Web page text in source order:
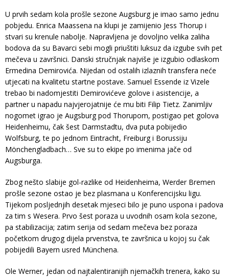
U prvih sedam kola prošle sezone Augsburg je imao samo jednu
pobjedu. Enrica Maassena na klupi je zamijenio Jess Thorup i
stvari su krenule nabolje. Napravljena je dovoljno velika zaliha
bodova da su Bavarci sebi mogli priuštiti luksuz da izgube svih pet
mečeva u završnici. Danski stručnjak najviše je izgubio odlaskom
Ermedina Demirovića. Nijedan od ostalih izlaznih transfera neće
utjecati na kvalitetu startne postave. Samuel Essende iz Vizele
trebao bi nadomjestiti Demirovićeve golove i asistencije, a
partner u napadu najvjerojatnije će mu biti Filip Tietz. Zanimljiv
nogomet igrao je Augsburg pod Thorupom, postigao pet golova
Heidenheimu, čak šest Darmstadtu, dva puta pobijedio
Wolfsburg, te po jednom Eintracht, Freiburg i Borussiju
Mönchengladbach… Sve su to ekipe po imenima jače od
Augsburga.
Zbog nešto slabije gol-razlike od Heidenheima, Werder Bremen
prošle sezone ostao je bez plasmana u Konferencijsku ligu.
Tijekom posljednjih desetak mjeseci bilo je puno uspona i padova
za tim s Wesera. Prvo šest poraza u uvodnih osam kola sezone,
pa stabilizacija; zatim serija od sedam mečeva bez poraza
početkom drugog dijela prvenstva, te završnica u kojoj su čak
pobijedili Bayern usred Münchena.
Ole Werner, jedan od najtalentiranijih njemačkih trenera, kako su